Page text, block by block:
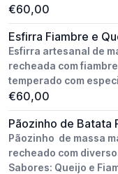
Peso unitário: aprox.
Modo de preparo:
Congelado / pronto
Valor do Cento.
€60,00
Esfirra Fiambre e
Esfirra artesanal de
recheada com
temperado com
Peso unitário: aprox.
Modo de preparo:
Congelado / pronto
Valor do Cento.
€60,00
Pãozinho de Batata
Pãozinho de massa
recheado com
Sabores: Queijo e